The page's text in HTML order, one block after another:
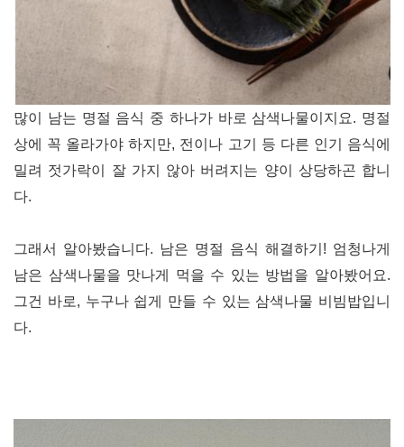
많이 남는 명절 음식 중 하나가 바로 삼색나물이지요. 명절
상에 꼭 올라가야 하지만, 전이나 고기 등 다른 인기 음식에
밀려 젓가락이 잘 가지 않아 버려지는 양이 상당하곤 합니
다.
그래서 알아봤습니다. 남은 명절 음식 해결하기! 엄청나게
남은 삼색나물을 맛나게 먹을 수 있는 방법을 알아봤어요.
그건 바로, 누구나 쉽게 만들 수 있는 삼색나물 비빔밥입니
다.